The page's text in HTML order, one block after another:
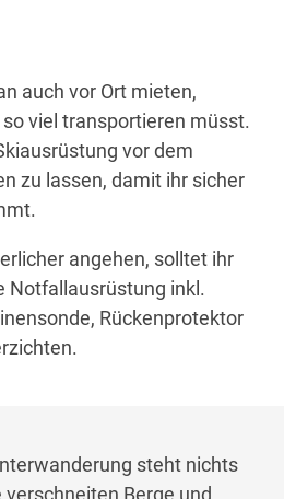
auch vor Ort mieten,
viel transportieren müsst.
vor dem
zu lassen, damit ihr sicher
angehen, solltet ihr
Notfallausrüstung inkl.
Rückenprotektor
steht nichts
Berge und